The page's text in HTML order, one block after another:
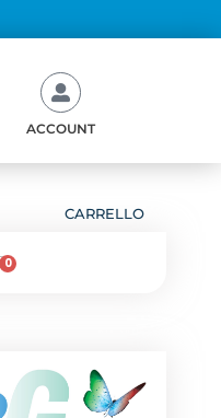
ACCOUNT
CARRELLO
0